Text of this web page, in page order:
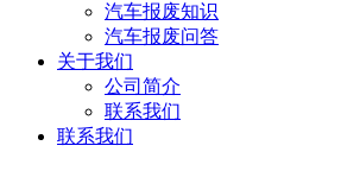
汽车报废知识
汽车报废问答
关于我们
公司简介
联系我们
联系我们